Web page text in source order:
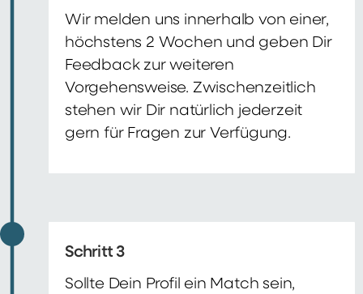
Wir melden uns innerhalb von einer,
höchstens 2 Wochen und geben Dir
Feedback zur weiteren
Vorgehensweise. Zwischenzeitlich
stehen wir Dir natürlich jederzeit
gern für Fragen zur Verfügung.
Schritt 3
Sollte Dein Profil ein Match sein,